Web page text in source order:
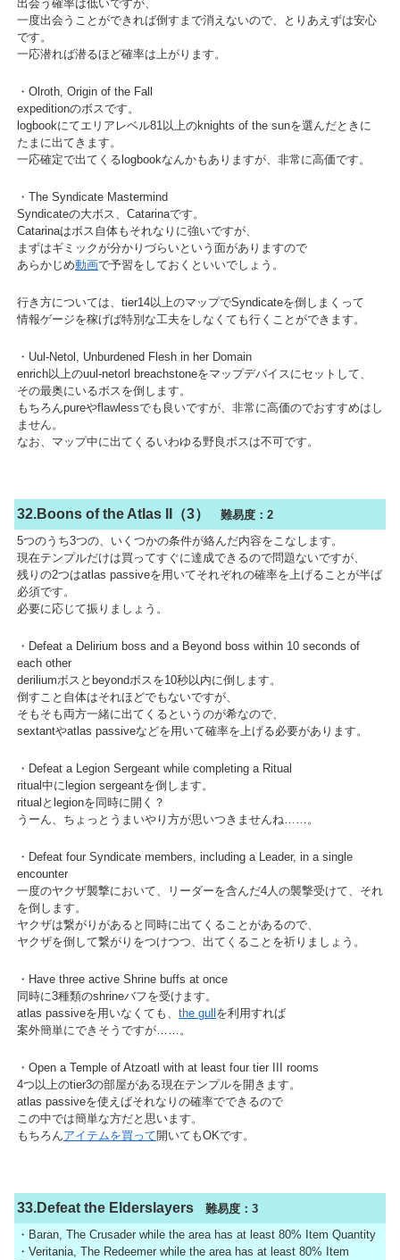
出会う確率は低いですが、
一度出会うことができれば倒すまで消えないので、とりあえずは安心
です。
一応潜れば潜るほど確率は上がります。
・Olroth, Origin of the Fall
expeditionのボスです。
logbookにてエリアレベル81以上のknights of the sunを選んだときに
たまに出てきます。
一応確定で出てくるlogbookなんかもありますが、非常に高価です。
・The Syndicate Mastermind
Syndicateの大ボス、Catarinaです。
Catarinaはボス自体もそれなりに強いですが、
まずはギミックが分かりづらいという面がありますので
あらかじめ動画で予習をしておくといいでしょう。
行き方については、tier14以上のマップでSyndicateを倒しまくって
情報ゲージを稼げば特別な工夫をしなくても行くことができます。
・Uul-Netol, Unburdened Flesh in her Domain
enrich以上のuul-netorl breachstoneをマップデバイスにセットして、
その最奥にいるボスを倒します。
もちろんpureやflawlessでも良いですが、非常に高価のでおすすめはし
ません。
なお、マップ中に出てくるいわゆる野良ボスは不可です。
32.Boons of the Atlas II（3）
難易度：2
5つのうち3つの、いくつかの条件が絡んだ内容をこなします。
現在テンプルだけは買ってすぐに達成できるので問題ないですが、
残りの2つはatlas passiveを用いてそれぞれの確率を上げることが半ば
必須です。
必要に応じて振りましょう。
・Defeat a Delirium boss and a Beyond boss within 10 seconds of
each other
deriliumボスとbeyondボスを10秒以内に倒します。
倒すこと自体はそれほどでもないですが、
そもそも両方一緒に出てくるというのが希なので、
sextantやatlas passiveなどを用いて確率を上げる必要があります。
・Defeat a Legion Sergeant while completing a Ritual
ritual中にlegion sergeantを倒します。
ritualとlegionを同時に開く？
うーん、ちょっとうまいやり方が思いつきませんね……。
・Defeat four Syndicate members, including a Leader, in a single
encounter
一度のヤクザ襲撃において、リーダーを含んだ4人の襲撃受けて、それ
を倒します。
ヤクザは繋がりがあると同時に出てくることがあるので、
ヤクザを倒して繋がりをつけつつ、出てくることを祈りましょう。
・Have three active Shrine buffs at once
同時に3種類のshrineバフを受けます。
atlas passiveを用いなくても、 the gull を利用すれば
案外簡単にできそうですが……。
・Open a Temple of Atzoatl with at least four tier III rooms
4つ以上のtier3の部屋がある現在テンプルを開きます。
atlas passiveを使えばそれなりの確率でできるので
この中では簡単な方だと思います。
もちろんアイテムを買って開いてもOKです。
33.Defeat the Elderslayers 難易度：3
・Baran, The Crusader while the area has at least 80% Item Quantity
・Veritania, The Redeemer while the area has at least 80% Item